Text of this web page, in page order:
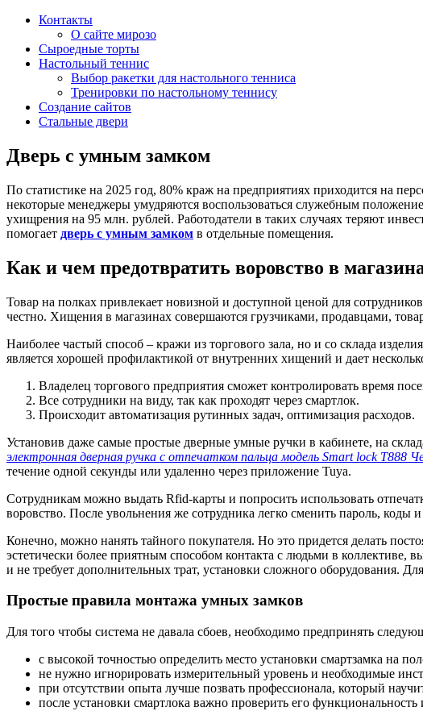
Контакты
О сайте мирозо
Сыроедные торты
Настольный теннис
Выбор ракетки для настольного тенниса
Тренировки по настольному теннису
Создание сайтов
Стальные двери
Дверь с умным замком
По статистике на 2025 год, 80% краж на предприятиях приходится на
некоторые менеджеры умудряются воспользоваться служебным
ухищрения на 95 млн. рублей. Работодатели в таких случаях теряют
помогает дверь с умным замком в отдельные помещения.
Как и чем предотвратить воровство в
Товар на полках привлекает новизной и доступной ценой для
честно. Хищения в магазинах совершаются грузчиками, продавцами,
Наиболее частый способ – кражи из торгового зала, но и со склада
является хорошей профилактикой от внутренних хищений и дает
Владелец торгового предприятия сможет контролировать время
Все сотрудники на виду, так как проходят через смартлок.
Происходит автоматизация рутинных задач, оптимизация расходов.
Установив даже самые простые дверные умные ручки в кабинете, на
электронная дверная ручка с отпечатком пальца модель Smart lock T888
течение одной секунды или удаленно через приложение Tuya.
Сотрудникам можно выдать Rfid-карты и попросить использовать
воровство. После увольнения же сотрудника легко сменить пароль, коды
Конечно, можно нанять тайного покупателя. Но это придется делать
эстетически более приятным способом контакта с людьми в
и не требует дополнительных трат, установки сложного оборудования.
Простые правила монтажа умных замков
Для того чтобы система не давала сбоев, необходимо предпринять
с высокой точностью определить место установки смартзамка на
не нужно игнорировать измерительный уровень и необходимые
при отсутствии опыта лучше позвать профессионала, который
после установки смартлока важно проверить его функциональность